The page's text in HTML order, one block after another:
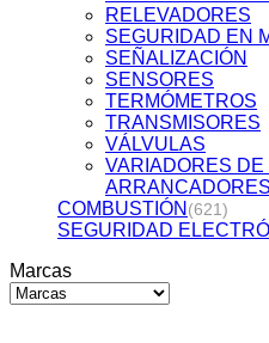
RELEVADORES
SEGURIDAD EN
SEÑALIZACIÓN
SENSORES
TERMÓMETROS
TRANSMISORES
VÁLVULAS
VARIADORES
ARRANCADORES
COMBUSTIÓN (621)
SEGURIDAD
Marcas